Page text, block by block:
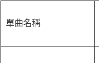
單曲名稱